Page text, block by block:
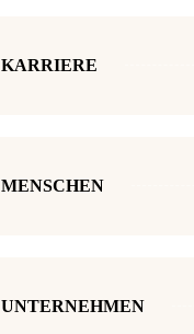
KARRIERE
MENSCHEN
UNTERNEHMEN